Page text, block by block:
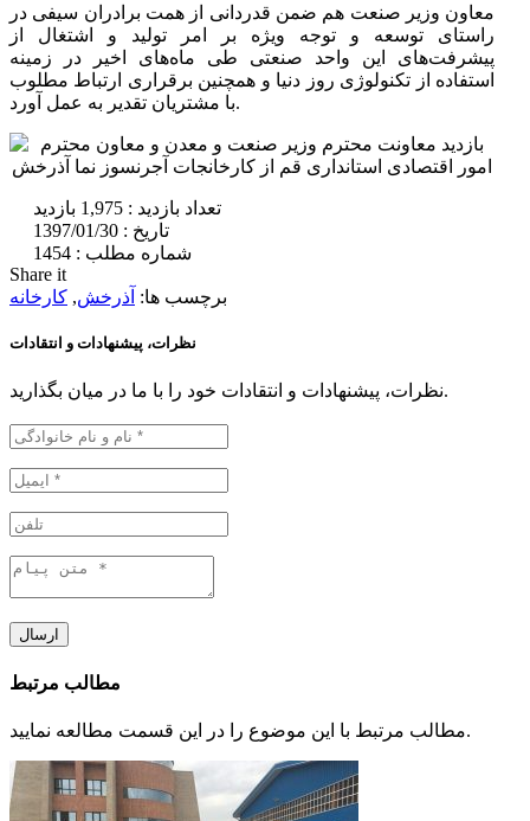
معاون وزیر صنعت هم ضمن قدردانی از همت برادران سیفی در
راستای توسعه و توجه ویژه بر امر تولید و اشتغال از
پیشرفت‌های این واحد صنعتی طی ماه‌های اخیر در زمینه
استفاده از تکنولوژی روز دنیا و همچنین برقراری ارتباط مطلوب
با مشتریان تقدیر به عمل آورد.
تعداد بازدید :
تاریخ : 1397/01/30
شماره مطلب : 1454
Share it
برچسب ها: آذرخش, کارخانه
نظرات، پیشنهادات و انتقادات
نظرات، پیشنهادات و انتقادات خود را با ما در میان بگذارید.
ارسال
مطالب مرتبط
مطالب مرتبط با این موضوع را در این قسمت مطالعه نمایید.